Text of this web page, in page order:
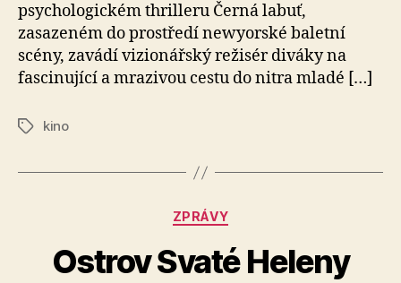
psychologickém thrilleru Černá labuť,
zasazeném do prostředí newyorské baletní
scény, zavádí vizionářský režisér diváky na
fascinující a mrazivou cestu do nitra mladé […]
Štítkykino
Rubriky
ZPRÁVY
Ostrov Svaté Heleny
t
o